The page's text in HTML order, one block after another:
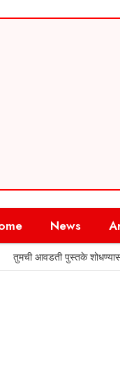
News
तुमची आवडती पुस्तके